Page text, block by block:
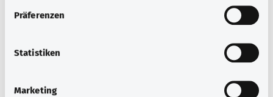
Präferenzen
Statistiken
Marketing
für Menschen mit chronischen Erkrankungen,